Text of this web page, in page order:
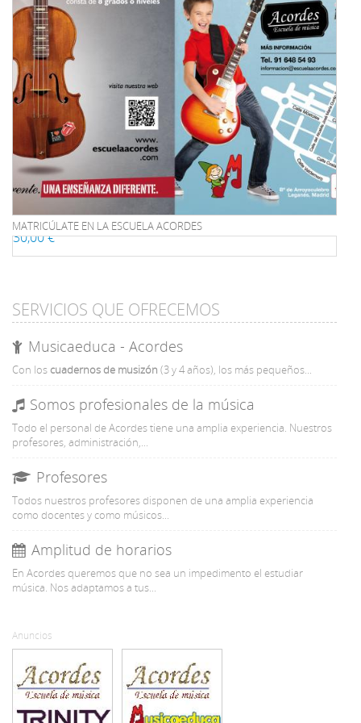
MATRICÚLATE EN LA ESCUELA ACORDES
30,00 €
SERVICIOS QUE OFRECEMOS
Musicaeduca - Acordes
Con los cuadernos de musizón (3 y 4 años), los más pequeños...
Somos profesionales de la música
Todo el personal de Acordes tiene una amplia experiencia. Nuestros
profesores, administración,...
Profesores
Todos nuestros profesores disponen de una amplia experiencia
como docentes y como músicos...
Amplitud de horarios
En Acordes queremos que no sea un impedimento el estudiar
música. Nos adaptamos a tus...
Anuncios